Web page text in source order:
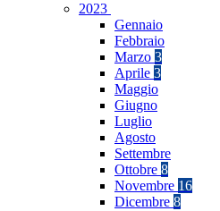
2023
Gennaio
Febbraio
Marzo 3
Aprile 3
Maggio
Giugno
Luglio
Agosto
Settembre
Ottobre 8
Novembre 16
Dicembre 8